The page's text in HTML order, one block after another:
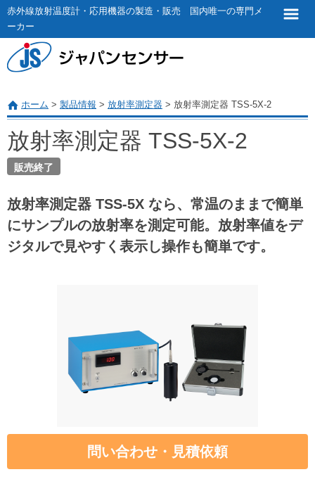
赤外線放射温度計・応用機器の製造・販売 国内唯一の専門メ
ーカー
ホーム > 製品情報 > 放射率測定器 > 放射率測定器 TSS-5X-2
放射率測定器 TSS-5X-2
販売終了
放射率測定器 TSS-5X なら、常温のままで簡単
にサンプルの放射率を測定可能。放射率値をデ
ジタルで見やすく表示し操作も簡単です。
問い合わせ・見積依頼